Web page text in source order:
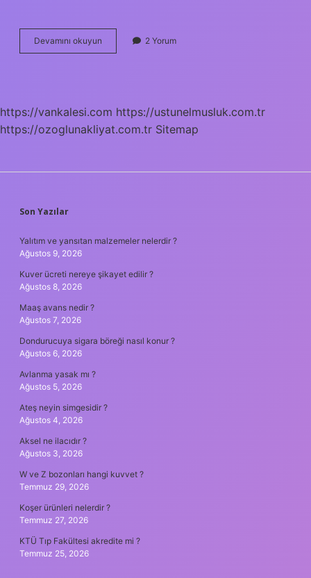
Devamını okuyun
Testine
2 Yorum
https://vankalesi.com https://ustunelmusluk.com.tr
https://ozoglunakliyat.com.tr Sitemap
SIDEBAR
Son Yazılar
Yalıtım ve yansıtan malzemeler nelerdir ?
Ağustos 9, 2026
Kuver ücreti nereye şikayet edilir ?
Ağustos 8, 2026
Maaş avans nedir ?
Ağustos 7, 2026
Dondurucuya sigara böreği nasıl konur ?
Ağustos 6, 2026
Avlanma yasak mı ?
Ağustos 5, 2026
Ateş neyin simgesidir ?
Ağustos 4, 2026
Aksel ne ilacıdır ?
Ağustos 3, 2026
W ve Z bozonları hangi kuvvet ?
Temmuz 29, 2026
Koşer ürünleri nelerdir ?
Temmuz 27, 2026
KTÜ Tıp Fakültesi akredite mi ?
Temmuz 25, 2026